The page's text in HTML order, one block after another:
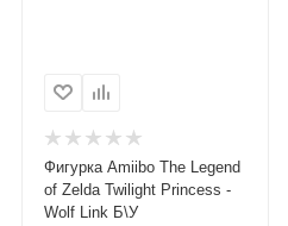
Фигурка Amiibo The Legend
of Zelda Twilight Princess -
Wolf Link Б\У